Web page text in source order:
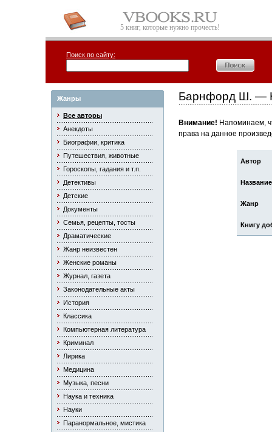
5 книг, которые нужно прочесть!
Поиск по сайту:
Жанры
Все авторы
Анекдоты
Биографии, критика
Путешествия, животные
Гороскопы, гадания и т.п.
Детективы
Детские
Документы
Семья, рецепты, тосты
Драматические
Жанр неизвестен
Женские романы
Журнал, газета
Законодательные акты
История
Классика
Компьютерная литература
Криминал
Лирика
Медицина
Музыка, песни
Наука и техника
Науки
Паранормальное, мистика
Барнфорд Ш. —
Внимание! Напоминаем,
права на данное
Автор
Название
Жанр
Книгу